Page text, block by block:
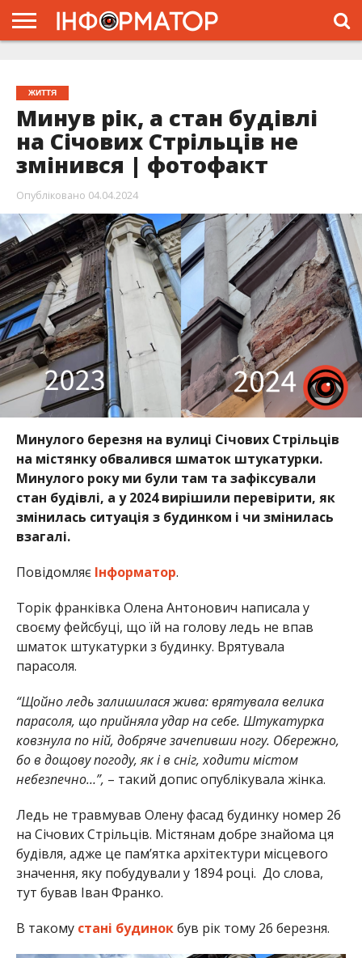
ЖИТТЯ
Минув рік, а стан будівлі
на Січових Стрільців не
змінився | фотофакт
Опубліковано 04.04.2024
Минулого березня на вулиці Січових Стрільців
на містянку обвалився шматок штукатурки.
Минулого року ми були там та зафіксували
стан будівлі, а у 2024 вирішили перевірити, як
змінилась ситуація з будинком і чи змінилась
взагалі.
Повідомляє Інформатор.
Торік франківка Олена Антонович написала у
своєму фейсбуці, що їй на голову ледь не впав
шматок штукатурки з будинку. Врятувала
парасоля.
“Щойно ледь залишилася жива: врятувала велика
парасоля, що прийняла удар на себе. Штукатурка
ковзнула по ній, добряче зачепивши ногу. Обережно,
бо в дощову погоду, як і в сніг, ходити містом
небезпечно…”, – такий допис опублікувала жінка.
Ледь не травмував Олену фасад будинку номер 26
на Січових Стрільців. Містянам добре знайома ця
будівля, адже це пам’ятка архітектури місцевого
значення, яку побудували у 1894 році. До слова,
тут бував Іван Франко.
В такому стані будинокбув рік тому 26 березня.